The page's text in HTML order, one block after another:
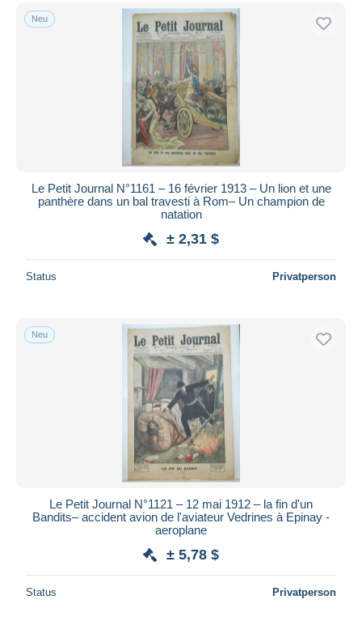
Neu
Le Petit Journal N°1161 – 16 février 1913 – Un lion et une
panthère dans un bal travesti à Rom– Un champion de
natation
± 2,31 $
Status Privatperson
Neu
Le Petit Journal N°1121 – 12 mai 1912 – la fin d'un
Bandits– accident avion de l'aviateur Vedrines à Epinay -
aeroplane
± 5,78 $
Status Privatperson